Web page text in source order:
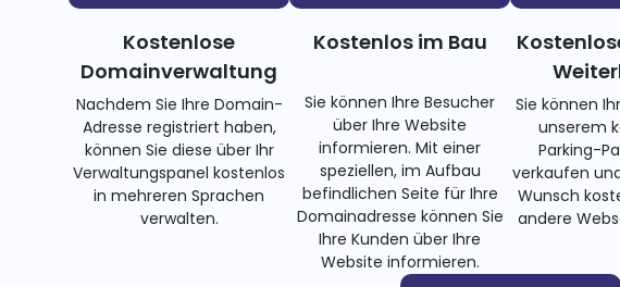
Kostenlose
Domainverwaltung
Nachdem Sie Ihre Domain-
Adresse registriert haben,
können Sie diese über Ihr
Verwaltungspanel kostenlos
in mehreren Sprachen
verwalten.
Kostenlos im Bau
Sie können Ihre Besucher
über Ihre Website
informieren. Mit einer
speziellen, im Aufbau
befindlichen Seite für Ihre
Domainadresse können Sie
Ihre Kunden über Ihre
Website informieren.
Sie können
unserem
Parking-
verkaufen
Wunsch
andere